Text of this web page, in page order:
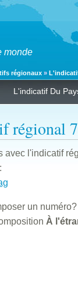
monde
régionaux »
L'indicatif Du
régional
avec l'indicatif
un numéro?
À